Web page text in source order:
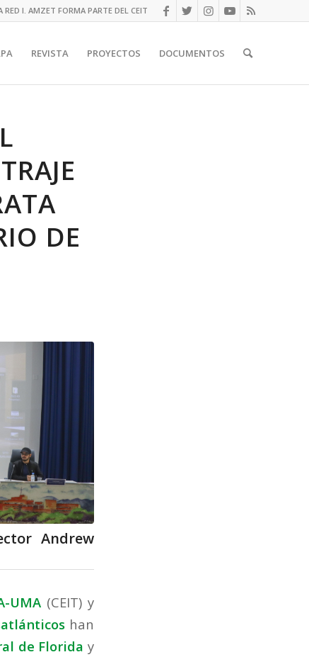
RED I. AMZET FORMA PARTE DEL CEIT
REVISTA PROYECTOS DOCUMENTOS
DE
Andrew
UMA(CEIT) y
han
de Florida y